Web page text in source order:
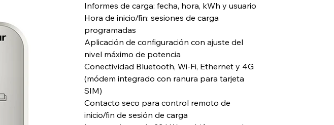
Informes de carga: fecha, hora, kWh y usuario
Hora de inicio/fin: sesiones de carga
programadas
Aplicación de configuración con ajuste del
nivel máximo de potencia
Conectividad Bluetooth, Wi-Fi, Ethernet y 4G
(módem integrado con ranura para tarjeta
SIM)
Contacto seco para control remoto de
inicio/fin de sesión de carga